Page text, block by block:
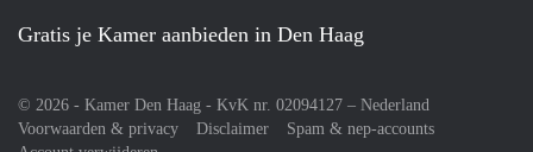
Gratis je Kamer aanbieden in Den Haag
© 2026 - Kamer Den Haag - KvK nr. 02094127 – Nederland
Voorwaarden & privacy
Disclaimer
Spam & nep-accounts